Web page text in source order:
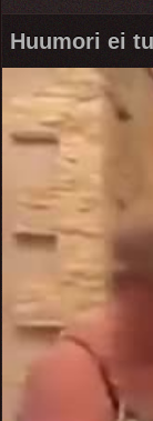
Huumori ei